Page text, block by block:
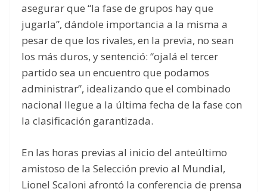
asegurar que “la fase de grupos hay que
jugarla”, dándole importancia a la misma a
pesar de que los rivales, en la previa, no sean
los más duros, y sentenció: “ojalá el tercer
partido sea un encuentro que podamos
administrar”, idealizando que el combinado
nacional llegue a la última fecha de la fase con
la clasificación garantizada.
En las horas previas al inicio del anteúltimo
amistoso de la Selección previo al Mundial,
Lionel Scaloni afrontó la conferencia de prensa